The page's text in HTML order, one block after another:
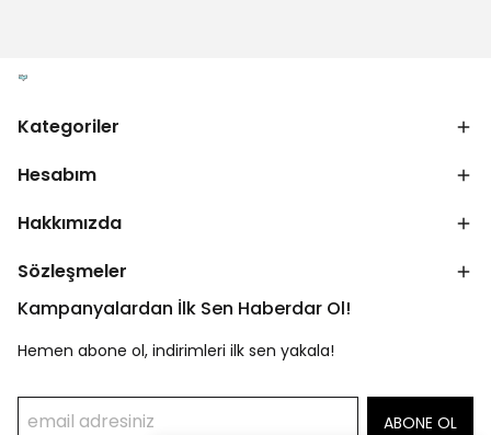
Kategoriler
Hesabım
Hakkımızda
Sözleşmeler
Kampanyalardan İlk Sen Haberdar Ol!
Hemen abone ol, indirimleri ilk sen yakala!
ABONE OL